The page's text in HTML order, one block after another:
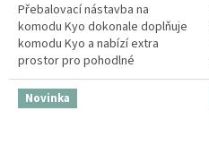
Přebalovací nástavba na
komodu Kyo dokonale doplňuje
komodu Kyo a nabízí extra
prostor pro pohodlné
přebalování a péči o vaše dítě.
Elegantní design ladí s čistými
liniemi a...
Novinka